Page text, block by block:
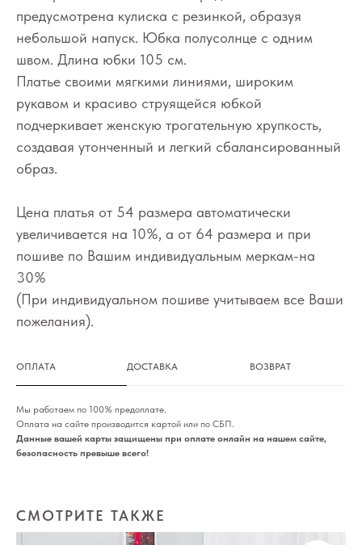
предусмотрена кулиска с резинкой, образуя
небольшой напуск. Юбка полусолнце с одним
швом. Длина юбки 105 см.
Платье своими мягкими линиями, широким
рукавом и красиво струящейся юбкой
подчеркивает женскую трогательную хрупкость,
создавая утонченный и легкий сбалансированный
образ.
Цена платья от 54 размера автоматически
увеличивается на 10%, а от 64 размера и при
пошиве по Вашим индивидуальным меркам-на
30%
(При индивидуальном пошиве учитываем все Ваши
пожелания).
ОПЛАТА ДОСТАВКА ВОЗВРАТ
Мы работаем по 100% предоплате.
Оплата на сайте производится картой или по СБП.
Данные вашей карты защищены при оплате онлайн на нашем сайте,
безопасность превыше всего!
СМОТРИТЕ ТАКЖЕ